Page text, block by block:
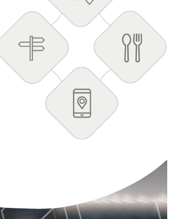
que os
participantes de
na rede ou
está cada vez mais ativo na